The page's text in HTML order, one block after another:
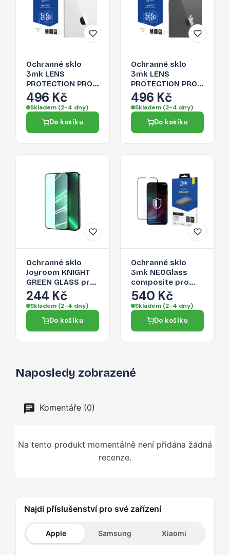
Ochranné sklo
3mk LENS
PROTECTION PRO
pro iPhone 14 Plus
- stříbrná
496 Kč
Skladem (2-4 dny)
Do košíku
Ochranné sklo
3mk LENS
PROTECTION PRO
pro iPhone 14 Plus
- šedá
496 Kč
Skladem (2-4 dny)
Do košíku
Ochranné sklo
Joyroom KNIGHT
GREEN GLASS pro
iPhone 14 Plus -
zelená
244 Kč
Skladem (2-4 dny)
Do košíku
Ochranné sklo
3mk NEOGlass
composite pro
iPhone 14 Plus -
transparentní
540 Kč
Skladem (2-4 dny)
Do košíku
Naposledy zobrazené
Komentáře (0)
Na tento produkt momentálně není přidána žádná
recenze.
Najdi příslušenství pro své zařízení
Apple Samsung Xiaomi